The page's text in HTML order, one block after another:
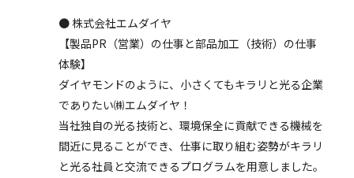
● 株式会社エムダイヤ
【製品PR（営業）の仕事と部品加工（技術）の仕事
体験】
ダイヤモンドのように、小さくてもキラリと光る企業
でありたい㈱エムダイヤ！
当社独自の光る技術と、環境保全に貢献できる機械を
間近に見ることができ、仕事に取り組む姿勢がキラリ
と光る社員と交流できるプログラムを用意しました。